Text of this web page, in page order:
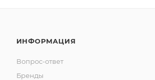
ИНФОРМАЦИЯ
Вопрос-ответ
Бренды